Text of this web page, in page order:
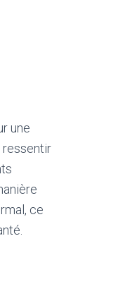
une
ressentir
ce